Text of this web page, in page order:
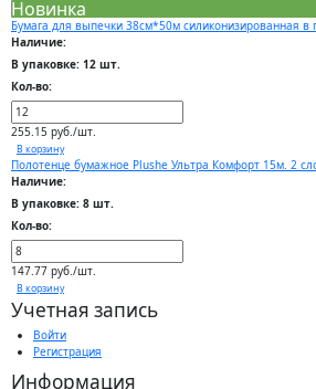
Новинка
Бумага для выпечки 38см*50м силиконизированная в
Наличие:
В упаковке: 12 шт.
Кол-во:
255.15 руб./шт.
В корзину
Полотенце бумажное Plushe Ультра Комфорт 15м. 2
Наличие:
В упаковке: 8 шт.
Кол-во:
147.77 руб./шт.
В корзину
Учетная запись
Войти
Регистрация
Информация